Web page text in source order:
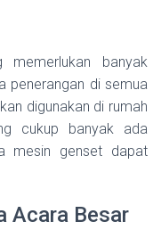
banyak
penerangan di semua
digunakan di rumah
cukup banyak ada
mesin genset dapat
Acara Besar